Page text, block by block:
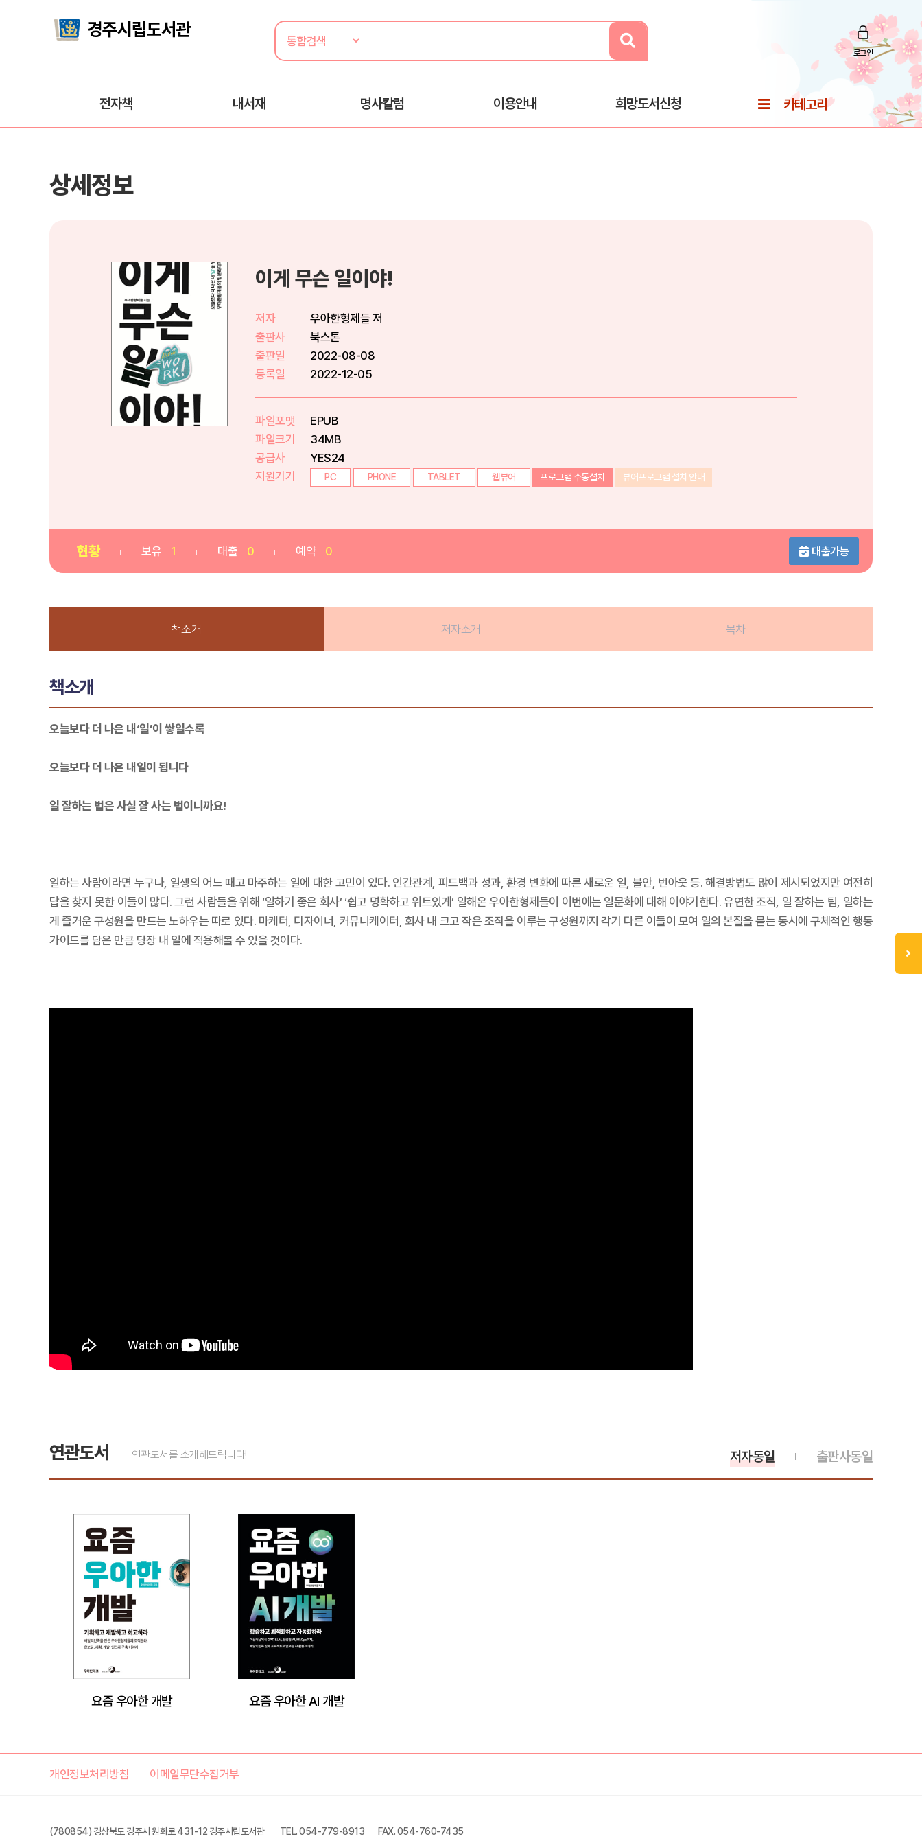
로그인
전자책 내서재 명사칼럼 이용안내 희망도서신청 카테고리
상세정보
이게 무슨 일이야!
저자
우아한형제들 저
출판사
북스톤
출판일
2022-08-08
등록일
2022-12-05
파일포맷
EPUB
파일크기
34MB
공급사
YES24
지원기기
PC PHONE TABLET 웹뷰어 프로그램 수동설치 뷰어프로그램 설치 안내
현황 보유 1 대출 0 예약 0 대출가능
책소개 저자소개 목차
책소개
오늘보다 더 나은 내‘일’이 쌓일수록
오늘보다 더 나은 내일이 됩니다
일 잘하는 법은 사실 잘 사는 법이니까요!
일하는 사람이라면 누구나, 일생의 어느 때고 마주하는 일에 대한 고민이 있다. 인간관계, 피드백과 성과, 환경 변화에 따른 새로운 일, 불안, 번아웃 등. 해결방법도 많이 제시되었지만 여전히
답을 찾지 못한 이들이 많다. 그런 사람들을 위해 ‘일하기 좋은 회사’ ‘쉽고 명확하고 위트있게’ 일해온 우아한형제들이 이번에는 일문화에 대해 이야기한다. 유연한 조직, 일 잘하는 팀, 일하는
게 즐거운 구성원을 만드는 노하우는 따로 있다. 마케터, 디자이너, 커뮤니케이터, 회사 내 크고 작은 조직을 이루는 구성원까지 각기 다른 이들이 모여 일의 본질을 묻는 동시에 구체적인 행동
가이드를 담은 만큼 당장 내 일에 적용해볼 수 있을 것이다.
연관도서 연관도서를 소개해드립니다! 출판사동일
저자동일
요즘 우아한 개발 요즘 우아한 AI 개발
개인정보처리방침 이메일무단수집거부
(780854) 경상북도 경주시 원화로 431-12 경주시립도서관 TEL. 054-779-8913 FAX. 054-760-7435